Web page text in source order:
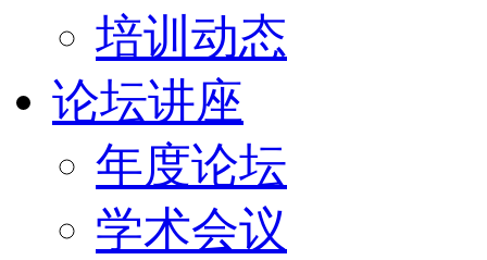
培训动态
论坛讲座
年度论坛
学术会议